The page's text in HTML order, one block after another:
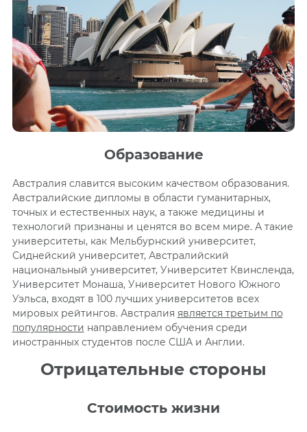
Образование
Австралия славится высоким качеством образования.
Австралийские дипломы в области гуманитарных,
точных и естественных наук, а также медицины и
технологий признаны и ценятся во всем мире. А такие
университеты, как Мельбурнский университет,
Сиднейский университет, Австралийский
национальный университет, Университет Квинсленда,
Университет Монаша, Университет Нового Южного
Уэльса, входят в 100 лучших университетов всех
мировых рейтингов. Австралия является третьим по
популярности направлением обучения среди
иностранных студентов после США и Англии.
Отрицательные стороны
Стоимость жизни